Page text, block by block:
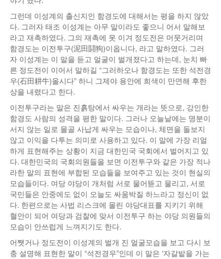
그런데 이성계의 출신지인 함경도에 대해서는 평을 하지 않았
다. 그러자 태조 이성계는 아무 말이라도 좋으니 어서 말해보
라고 재촉하였다. 그의 재촉에 못 이겨 정도전은 머뭇거리며
함경도는 이전투구(泥田鬪狗)이옵니다, 라고 말하였다. 그러
자 이성계는 이 말을 듣고 얼굴이 벌개졌다고 하는데, 눈치 빠
른 정도전이 이어서 말하길 “그러하오나 함경도는 또한 석전경
우(石田耕牛)올시다” 하니 그제야 용안에 희색이 만연해 후한
상을 내렸다고 한다.
이전투구라는 말은 진흙탕에서 싸우는 개라는 뜻으로, 강인한
함경도 사람의 성격을 평한 말이다. 그러나 오늘날에는 명분이
서지 않는 일로 몰골 사납게 싸우는 모습이나, 체면을 돌보지
않고 이익을 다투는 의미로 사용하고 있다. 이 말에 가장 리얼
하게 표현해주는 상황이 지금 대한민국 국회에서 벌어지고 있
다. 대한민국의 국회의원들을 보면 이전투구와 같은 가장 적나
라한 말의 표현에 부합된 모습들을 보여주고 있는 것이 현실의
모습들이다. 여당 야당이 개처럼 서로 물어뜯고 물리고, 서로
국민들은 안중에도 없이 오늘도 싸움박질 하느라고 정신이 없
다. 한편으로는 사법 리스크에 몰린 야당대표를 지키기 위해
혈안이 되어 여당과 검찰에 맞서 이전투구 하는 야당 의원들의
모습이 안쓰럽게 느껴지기도 한다.
어쨋거나 정도전이 이성계의 벌개 진 얼굴모습을 보고 다시 보
충 설명해 표현한 말이 “석전경우”인데 이 말은 ‘자갈밭을 가는